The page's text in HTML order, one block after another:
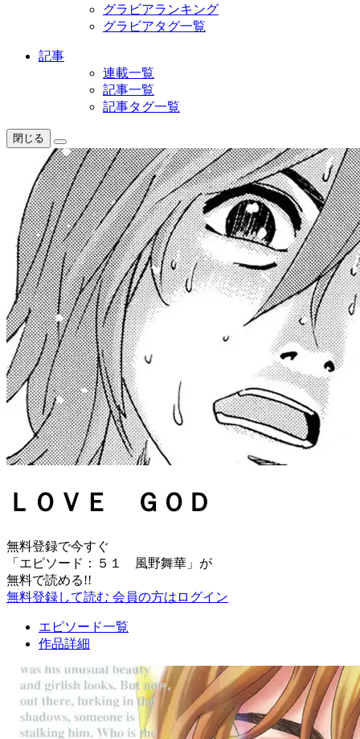
グラビアランキング
グラビアタグ一覧
記事
連載一覧
記事一覧
記事タグ一覧
閉じる
ＬＯＶＥ ＧＯＤ
無料登録で今すぐ
「 エピソード：５１ 風野舞華 」が
無料で読める!!
無料登録して読む 会員の方はログイン
エピソード一覧
作品詳細